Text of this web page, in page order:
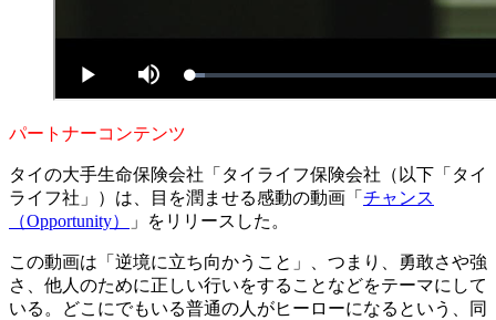
パートナーコンテンツ
タイの大手生命保険会社「タイライフ保険会社（以下「タイ
ライフ社」）は、目を潤ませる感動の動画「 チャンス
（Opportunity）
」をリリースした。
この動画は「逆境に立ち向かうこと」、つまり、勇敢さや強
さ、他人のために正しい行いをすることなどをテーマにして
いる。どこにでもいる普通の人がヒーローになるという、同